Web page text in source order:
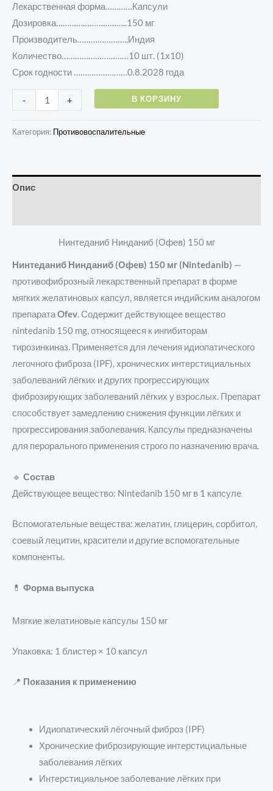
Лекарственная форма…………Капсули
Дозировка…………………………..150 мг
Производитель…………………..Индия
Количество…………………………10 шт. (1х10)
Срок годности ……………………0.8.2028 года
- + В КОРЗИНУ
Категория: Противовоспалительные
Опис
Нинтеданиб Нинданиб (Офев) 150 мг
Нинтеданиб Нинданиб (Офев) 150 мг (Nintedanib) —
противофиброзный лекарственный препарат в форме
мягких желатиновых капсул, является индийским аналогом
препаратаOfev. Содержит действующее вещество
nintedanib 150 mg, относящееся к ингибиторам
тирозинкиназ. Применяется для лечения идиопатического
легочного фиброза (IPF), хронических интерстициальных
заболеваний лёгких и других прогрессирующих
фиброзирующих заболеваний лёгких у взрослых. Препарат
способствует замедлению снижения функции лёгких и
прогрессирования заболевания. Капсулы предназначены
для перорального применения строго по назначению врача.
🔹 Состав
Действующее вещество: Nintedanib 150 мг в 1 капсуле
Вспомогательные вещества: желатин, глицерин, сорбитол,
соевый лецитин, красители и другие вспомогательные
компоненты.
💊 Форма выпуска
Мягкие желатиновые капсулы 150 мг
Упаковка: 1 блистер × 10 капсул
📍 Показания к применению
Идиопатический лёгочный фиброз (IPF)
Хронические фиброзирующие интерстициальные
заболевания лёгких
Интерстициальное заболевание лёгких при